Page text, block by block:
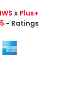
x Plus+
- Ratings